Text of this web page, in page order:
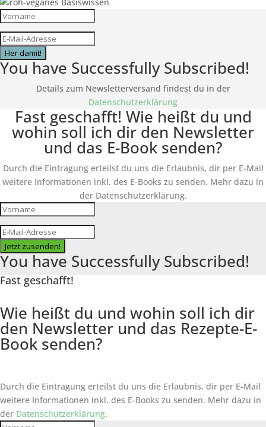
Her damit!
You have Successfully Subscribed!
Details zum Newsletterversand findest du in der
Datenschutzerklärung
Fast geschafft! Wie heißt du und
wohin soll ich dir den Newsletter
und das E-Book senden?
Durch die Eintragung erteilst du uns die Erlaubnis, dir per E-Mail
weitere Informationen inkl. des E-Books zu senden. Mehr dazu in
der Datenschutzerklärung.
Jetzt zusenden!
You have Successfully Subscribed!
Fast geschafft!
Wie heißt du und wohin soll ich dir
den Newsletter und das Rezepte-E-
Book senden?
Durch die Eintragung erteilst du uns die Erlaubnis, dir per E-Mail
weitere Informationen inkl. des E-Books zu senden. Mehr dazu in
der Datenschutzerklärung.